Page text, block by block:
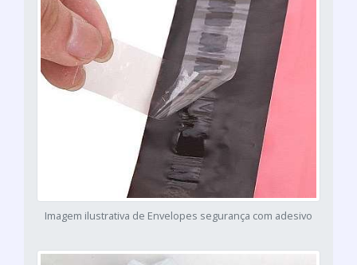
Imagem ilustrativa de Envelopes segurança com adesivo